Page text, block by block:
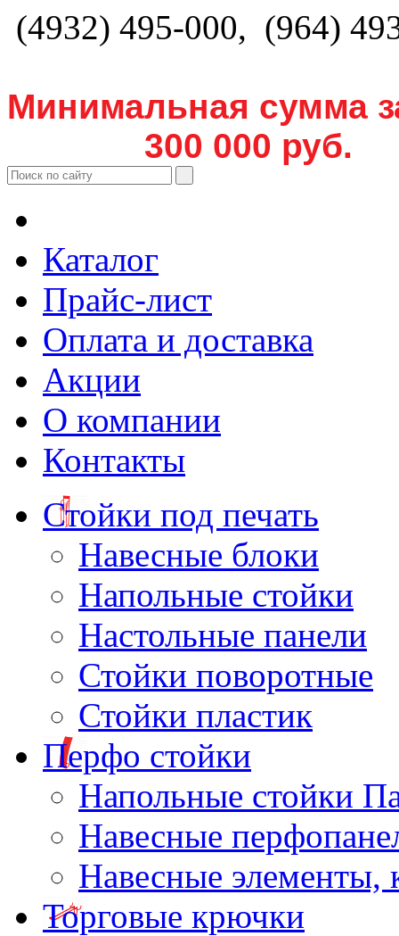
(4932) 495-000, (964)
Минимальная сумма
300 000 руб.
Каталог
Прайс-лист
Оплата и доставка
Акции
О компании
Контакты
Стойки под печать
Навесные блоки
Напольные стойки
Настольные панели
Стойки поворотные
Стойки пластик
Перфо стойки
Напольные стойки
Навесные
Навесные элементы,
Торговые крючки